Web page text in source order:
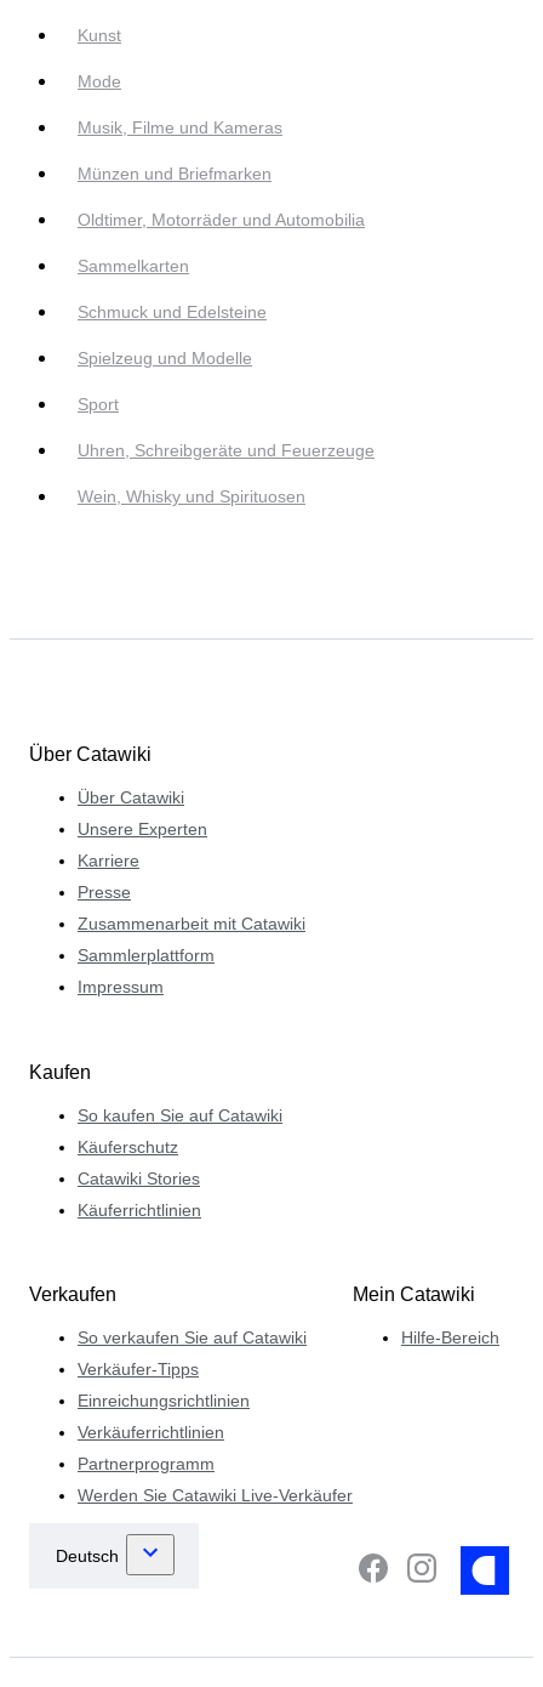
Kunst
Mode
Musik, Filme und Kameras
Münzen und Briefmarken
Oldtimer, Motorräder und Automobilia
Sammelkarten
Schmuck und Edelsteine
Spielzeug und Modelle
Sport
Uhren, Schreibgeräte und Feuerzeuge
Wein, Whisky und Spirituosen
Über Catawiki
Über Catawiki
Unsere Experten
Karriere
Presse
Zusammenarbeit mit Catawiki
Sammlerplattform
Impressum
Kaufen
So kaufen Sie auf Catawiki
Käuferschutz
Catawiki Stories
Käuferrichtlinien
Verkaufen
So verkaufen Sie auf Catawiki
Verkäufer-Tipps
Einreichungsrichtlinien
Verkäuferrichtlinien
Partnerprogramm
Werden Sie Catawiki Live-Verkäufer
Mein Catawiki
Hilfe-Bereich